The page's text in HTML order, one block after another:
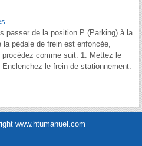
passer de la position P (Parking) à la
pédale de frein est enfoncée,
comme suit: 1. Mettez le
le frein de stationnement.
www.htumanuel.com